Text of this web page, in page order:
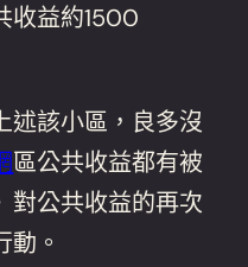
收益約1500
述該小區，良多沒
區公共收益都有被
對公共收益的再次
動。